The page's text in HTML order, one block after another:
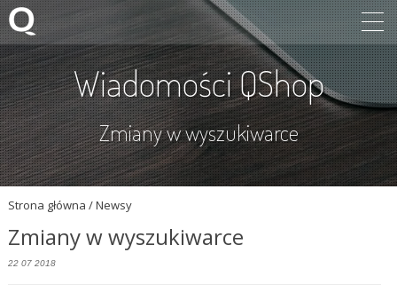
Wiadomości QShop
Zmiany w wyszukiwarce
Strona główna / Newsy
Zmiany w wyszukiwarce
22 07 2018